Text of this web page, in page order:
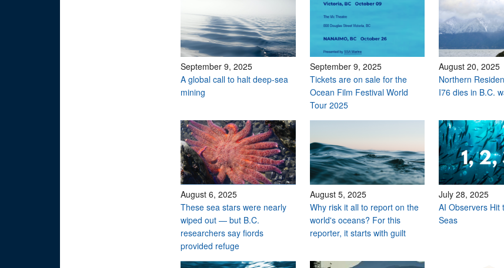
September 9, 2025
A global call to halt deep-sea
mining
September 9, 2025
Tickets are on sale for the
Ocean Film Festival World
Tour 2025
August 20, 2025
Northern
I76 dies in B.C.
August 6, 2025
These sea stars were nearly
wiped out — but B.C.
researchers say fiords
provided refuge
August 5, 2025
Why risk it all to report on the
world's oceans? For this
reporter, it starts with guilt
July 28, 2025
AI Observers Hit
Seas